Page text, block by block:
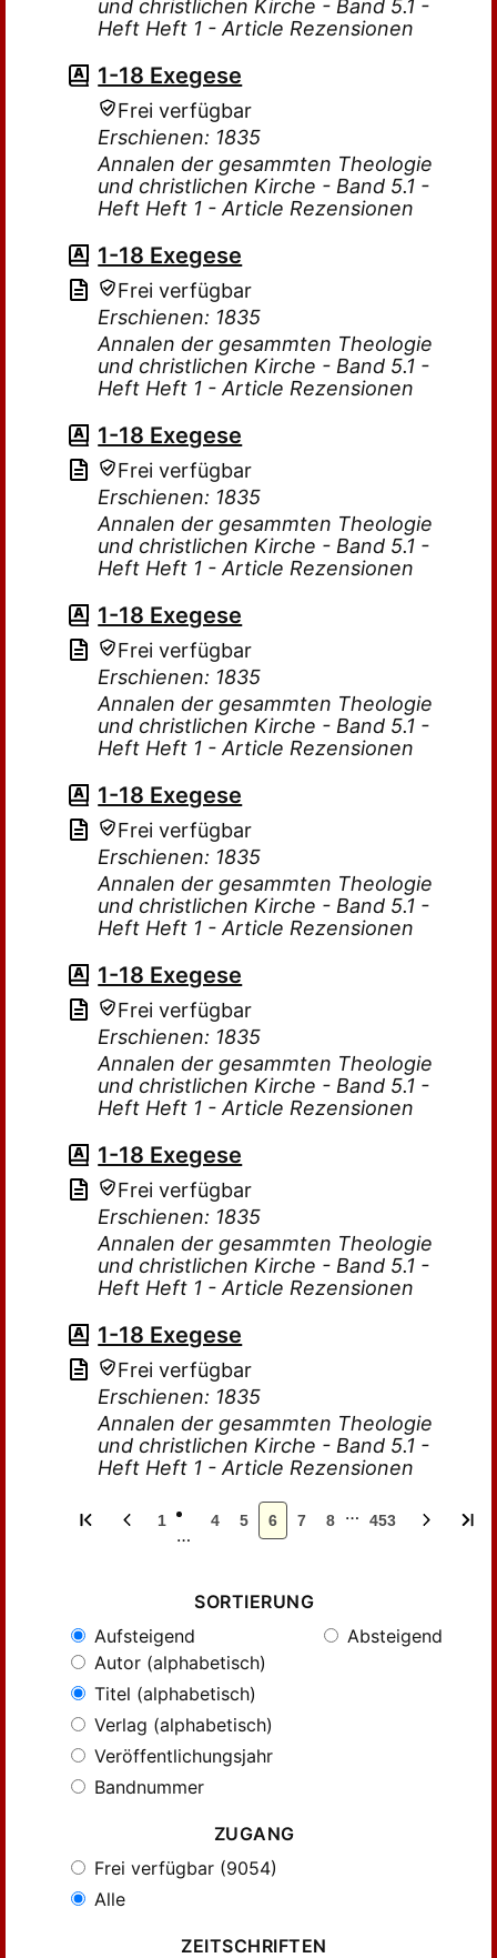
und christlichen Kirche - Band 5.1 -
Heft Heft 1 - Article Rezensionen
1-18 Exegese
Frei verfügbar
Erschienen: 1835
Annalen der gesammten Theologie
und christlichen Kirche - Band 5.1 -
Heft Heft 1 - Article Rezensionen
1-18 Exegese
Frei verfügbar
Erschienen: 1835
Annalen der gesammten Theologie
und christlichen Kirche - Band 5.1 -
Heft Heft 1 - Article Rezensionen
1-18 Exegese
Frei verfügbar
Erschienen: 1835
Annalen der gesammten Theologie
und christlichen Kirche - Band 5.1 -
Heft Heft 1 - Article Rezensionen
1-18 Exegese
Frei verfügbar
Erschienen: 1835
Annalen der gesammten Theologie
und christlichen Kirche - Band 5.1 -
Heft Heft 1 - Article Rezensionen
1-18 Exegese
Frei verfügbar
Erschienen: 1835
Annalen der gesammten Theologie
und christlichen Kirche - Band 5.1 -
Heft Heft 1 - Article Rezensionen
1-18 Exegese
Frei verfügbar
Erschienen: 1835
Annalen der gesammten Theologie
und christlichen Kirche - Band 5.1 -
Heft Heft 1 - Article Rezensionen
1-18 Exegese
Frei verfügbar
Erschienen: 1835
Annalen der gesammten Theologie
und christlichen Kirche - Band 5.1 -
Heft Heft 1 - Article Rezensionen
1-18 Exegese
Frei verfügbar
Erschienen: 1835
Annalen der gesammten Theologie
und christlichen Kirche - Band 5.1 -
Heft Heft 1 - Article Rezensionen
1
…
4 5 6 7 8 … 453
SORTIERUNG
Aufsteigend
Absteigend
Autor (alphabetisch)
Titel (alphabetisch)
Verlag (alphabetisch)
Veröffentlichungsjahr
Bandnummer
ZUGANG
Frei verfügbar (9054)
Alle
ZEITSCHRIFTEN